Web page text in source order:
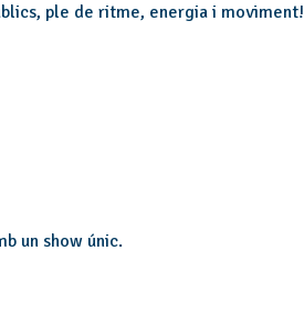
ple de ritme, energia i moviment!
un show únic.